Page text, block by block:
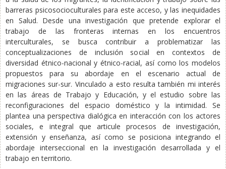
barreras psicosocioculturales para este acceso, y las inequidades
en Salud. Desde una investigación que pretende explorar el
trabajo de las fronteras internas en los encuentros
interculturales, se busca contribuir a problematizar las
conceptualizaciones de inclusión social en contextos de
diversidad étnico-nacional y étnico-racial, así como los modelos
propuestos para su abordaje en el escenario actual de
migraciones sur-sur. Vinculado a esto resulta también mi interés
en las áreas de Trabajo y Educación, y el estudio sobre las
reconfiguraciones del espacio doméstico y la intimidad. Se
plantea una perspectiva dialógica en interacción con los actores
sociales, e integral que articule procesos de investigación,
extensión y enseñanza, así como se posiciona integrando el
abordaje interseccional en la investigación desarrollada y el
trabajo en territorio.